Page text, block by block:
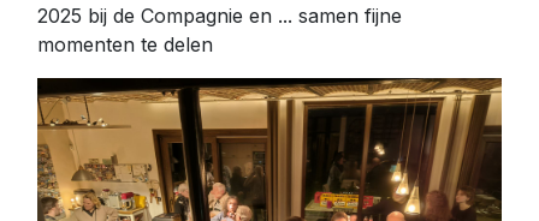
2025 bij de Compagnie en ... samen fijne
momenten te delen